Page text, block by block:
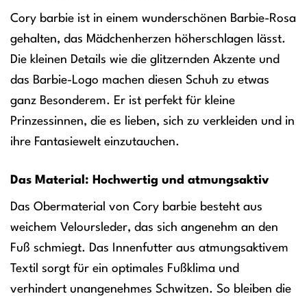
Cory barbie ist in einem wunderschönen Barbie-Rosa
gehalten, das Mädchenherzen höherschlagen lässt.
Die kleinen Details wie die glitzernden Akzente und
das Barbie-Logo machen diesen Schuh zu etwas
ganz Besonderem. Er ist perfekt für kleine
Prinzessinnen, die es lieben, sich zu verkleiden und in
ihre Fantasiewelt einzutauchen.
Das Material: Hochwertig und atmungsaktiv
Das Obermaterial von Cory barbie besteht aus
weichem Veloursleder, das sich angenehm an den
Fuß schmiegt. Das Innenfutter aus atmungsaktivem
Textil sorgt für ein optimales Fußklima und
verhindert unangenehmes Schwitzen. So bleiben die